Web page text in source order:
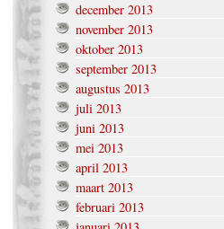
december 2013
november 2013
oktober 2013
september 2013
augustus 2013
juli 2013
juni 2013
mei 2013
april 2013
maart 2013
februari 2013